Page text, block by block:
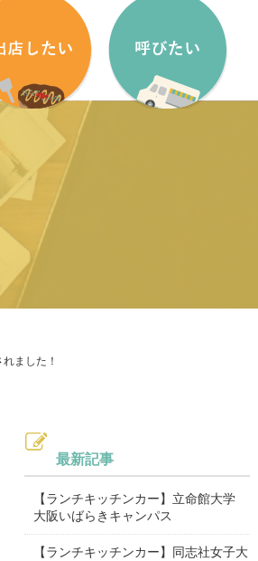
盟方法
盟申し込みフォーム
ッチンカーをはじめたい方へ
チンカー製作・販売
出店依頼方法
企画・運営させていただきます
ました！
最新記事
【ランチキッチンカー】立命館大学
大阪いばらきキャンパス
【ランチキッチンカー】同志社女子大